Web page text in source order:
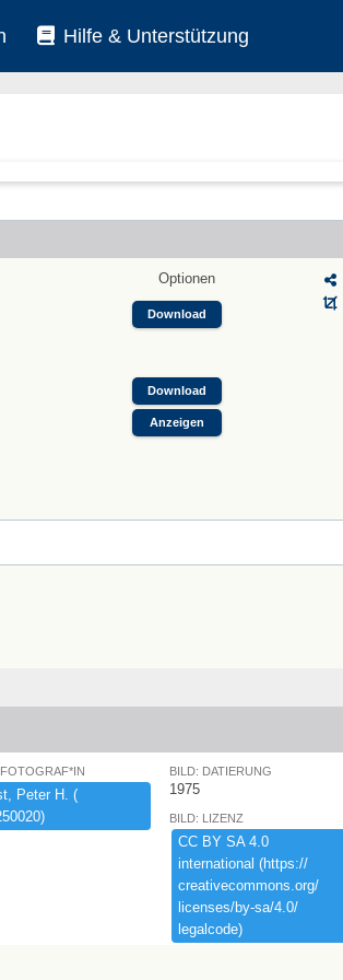
Hilfe & Unterstützung
Optionen
Download
Download
Anzeigen
​Peter ​H.​ ​(​
BILD: DATIERUNG
1975
BILD: LIZENZ
CC ​BY ​SA ​4.​0 ​
international ​(​https:​/​/​
creativecommons.​org/​
licenses/​by-​sa/​4.​0/​
legalcode)​